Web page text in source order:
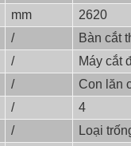
mm
2620
/
Bàn cắt
/
Máy cắt
/
Con lăn
/
4
/
Loại